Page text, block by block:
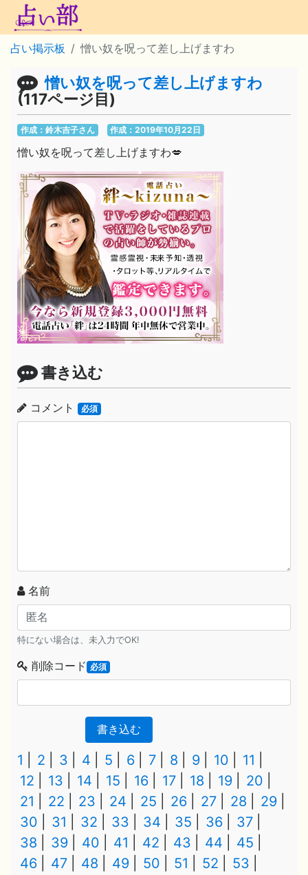
占い掲示板 憎い奴を呪って差し上げますわ
憎い奴を呪って差し上げますわ
(117ページ目)
作成：鈴木吉子さん 作成：2019年10月22日
憎い奴を呪って差し上げますわ💋
書き込む
コメント 必須
名前
特にない場合は、未入力でOK!
削除コード 必須
書き込む
1 2 3 4 5 6 7 8 9 10
11
12
13 14 15 16 17 18 19
20
21
22 23 24 25 26 27 28
29
30
31 32 33 34 35 36
37
38
39 40 41 42 43 44
45
46
47 48 49 50 51 52
53